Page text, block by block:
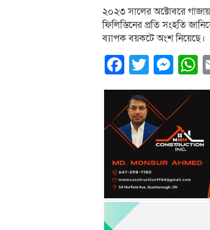
২০২৩ সালের অক্টোবরে
ফিলিস্তিনের প্রতি সংহতি
ব্যাপক বয়কটে অংশ নিয়েছে।
Twitter